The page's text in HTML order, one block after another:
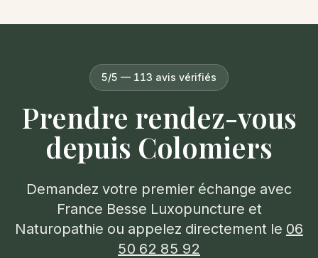
5/5 — 113 avis vérifiés
Prendre rendez-vous
depuis Colomiers
Demandez votre premier échange avec
France Besse Luxopuncture et
Naturopathie ou appelez directement le 06
50 62 85 92